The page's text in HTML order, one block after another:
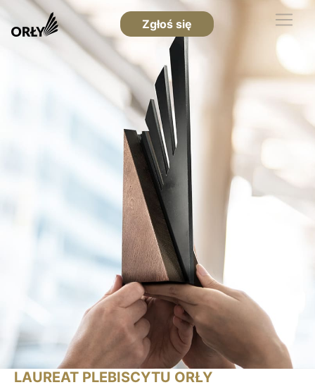
Zgłoś się
LAUREAT PLEBISCYTU ORŁY